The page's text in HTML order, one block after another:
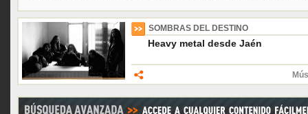
SOMBRAS DEL DESTINO
Heavy metal desde Jaén